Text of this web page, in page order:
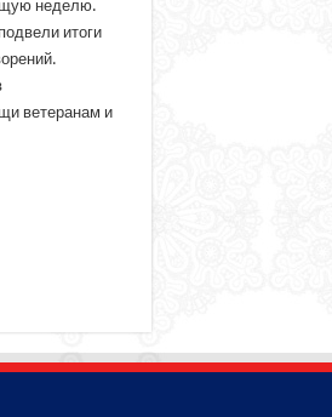
неделю.
итоги
ветеранам и